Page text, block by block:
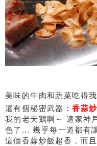
美味的牛肉和蔬菜吃得
還有個秘密武器：香蒜
我的老天鵝啊～ 這家神
色了... 幾乎每一道都有
這個香蒜炒飯超香，而